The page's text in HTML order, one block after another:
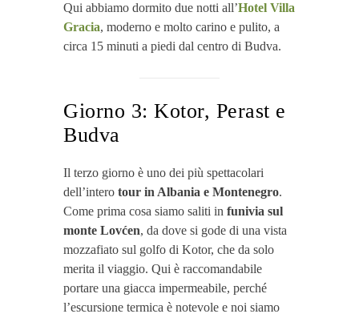
Qui abbiamo dormito due notti all’Hotel Villa
Gracia, moderno e molto carino e pulito, a
circa 15 minuti a piedi dal centro di Budva.
Giorno 3: Kotor, Perast e
Budva
Il terzo giorno è uno dei più spettacolari
dell’intero tour in Albania e Montenegro.
Come prima cosa siamo saliti in funivia sul
monte Lovćen, da dove si gode di una vista
mozzafiato sul golfo di Kotor, che da solo
merita il viaggio. Qui è raccomandabile
portare una giacca impermeabile, perché
l’escursione termica è notevole e noi siamo